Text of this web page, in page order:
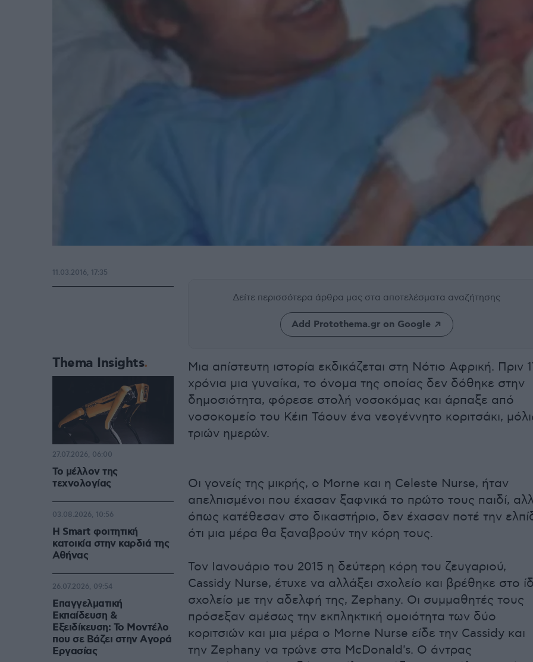
Δείτε περισσότερα άρθρα μας στα αποτελέσματα αναζήτησης
Add Protothema.gr on Google
Μια απίστευτη ιστορία εκδικάζεται στη Νότιο Αφρική. Πριν
χρόνια μια γυναίκα, το όνομα της οποίας δεν δόθηκε στην
δημοσιότητα, φόρεσε στολή νοσοκόμας και άρπαξε από
νοσοκομείο του Κέιπ Τάουν ένα νεογέννητο κοριτσάκι,
τριών ημερών.
Οι γονείς της μικρής, ο Morne και η Celeste Nurse, ήταν
απελπισμένοι που έχασαν ξαφνικά το πρώτο τους παιδί,
όπως κατέθεσαν στο δικαστήριο, δεν έχασαν ποτέ την
ότι μια μέρα θα ξαναβρούν την κόρη τους.
Τον Ιανουάριο του 2015 η δεύτερη κόρη του ζευγαριού,
Cassidy Nurse, έτυχε να αλλάξει σχολείο και βρέθηκε στο
σχολείο με την αδελφή της, Zephany. Οι συμμαθητές τους
πρόσεξαν αμέσως την εκπληκτική ομοιότητα των δύο
κοριτσιών και μια μέρα ο Morne Nurse είδε την Cassidy και
την Zephany να τρώνε στα McDonald's. Ο άντρας
11.03.2016, 17:35
Thema Insights
Το μέλλον της
τεχνολογίας
27.07.2026, 06:00
Η Smart φοιτητική
κατοικία στην καρδιά της
Αθήνας
03.08.2026, 10:56
Επαγγελματική
Εκπαίδευση &
Εξειδίκευση: Το Mοντέλο
που σε Bάζει στην Aγορά
Eργασίας
26.07.2026, 09:54